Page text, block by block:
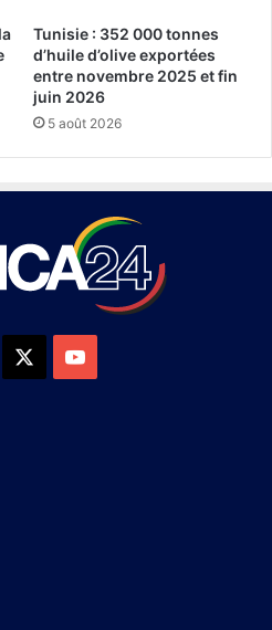
Tunisie : 352 000 tonnes
d’huile d’olive exportées
entre novembre 2025 et fin
juin 2026
5 août 2026